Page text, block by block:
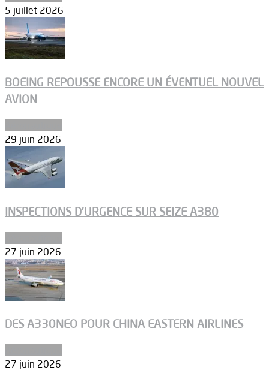
5 juillet 2026
BOEING REPOUSSE ENCORE UN ÉVENTUEL NOUVEL
AVION
29 juin 2026
INSPECTIONS D’URGENCE SUR SEIZE A380
27 juin 2026
DES A330NEO POUR CHINA EASTERN AIRLINES
27 juin 2026